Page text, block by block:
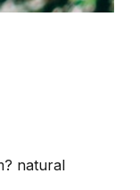
natural